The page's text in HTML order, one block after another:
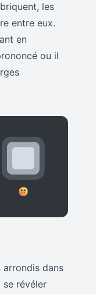
les
entre eux.
en
ou il
arrondis dans
se révéler